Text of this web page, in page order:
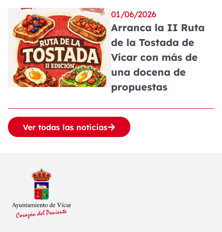
01/06/2026
Arranca la II Ruta
de la Tostada de
Vícar con más de
una docena de
propuestas
Ver todas las noticias